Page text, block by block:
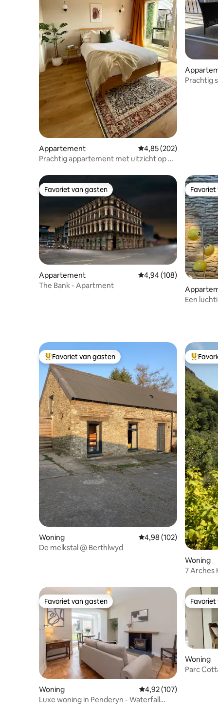
Appartement Gemiddelde
4,85 (202)
Prachtig appartement met uitzicht op de
Prachtig
Favoriet van gasten
Favoriet van gasten
Appartement Gemiddelde
4,94 (108)
The Bank - Apartment
Een
Topfavoriet van gasten
Favoriet van gasten
Woning Gemiddelde
4,98 (102)
De melkstal @ Berthlwyd
Woning
7 Arches
Favoriet van gasten
Favoriet van gasten
Woning Gemiddelde
4,92 (107)
Luxe woning in Penderyn - Waterfall
Woning
Parc